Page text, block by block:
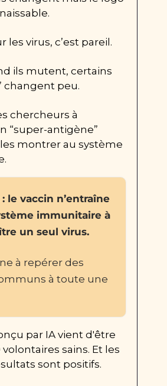
les virus, c’est pareil.
ils mutent, certains
changent peu.
chercheurs à
“super-antigène”
montrer au système
le vaccin n’entraîne
immunitaire à
un seul virus.
à repérer des
à toute une
par IA vient d'être
sains. Et les
sont positifs.